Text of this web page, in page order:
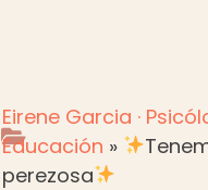
Eirene Garcia ·
Educación »
perezosa